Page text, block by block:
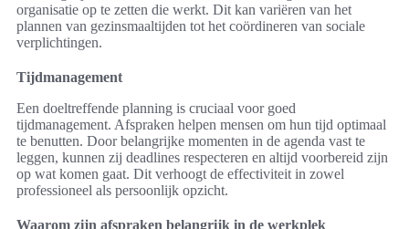
organisatie op te zetten die werkt. Dit kan variëren van het
plannen van gezinsmaaltijden tot het coördineren van sociale
verplichtingen.
Tijdmanagement
Een doeltreffende planning is cruciaal voor goed
tijdmanagement. Afspraken helpen mensen om hun tijd optimaal
te benutten. Door belangrijke momenten in de agenda vast te
leggen, kunnen zij deadlines respecteren en altijd voorbereid zijn
op wat komen gaat. Dit verhoogt de effectiviteit in zowel
professioneel als persoonlijk opzicht.
Waarom zijn afspraken belangrijk in de werkplek